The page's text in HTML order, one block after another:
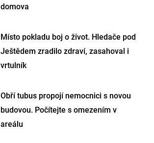
domova
Místo pokladu boj o život. Hledače pod
Ještědem zradilo zdraví, zasahoval i
vrtulník
Obří tubus propojí nemocnici s novou
budovou. Počítejte s omezením v
areálu